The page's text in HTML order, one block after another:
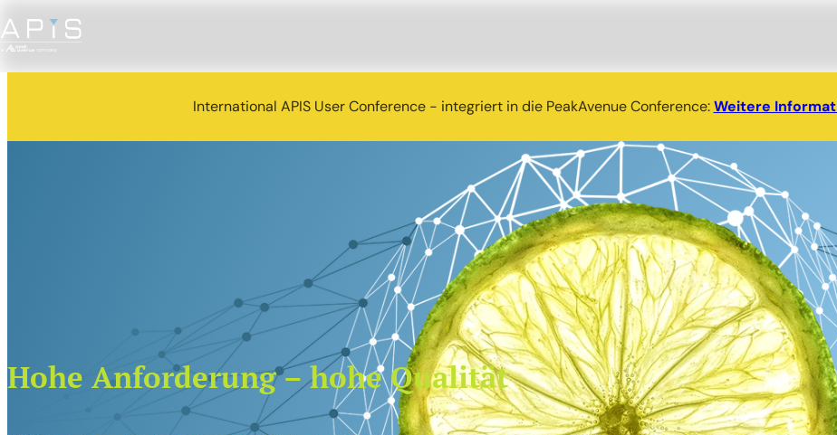
International APIS User Conference - integriert in die PeakAvenue Conference:Weitere
Hohe Anforderung – hohe Qualität